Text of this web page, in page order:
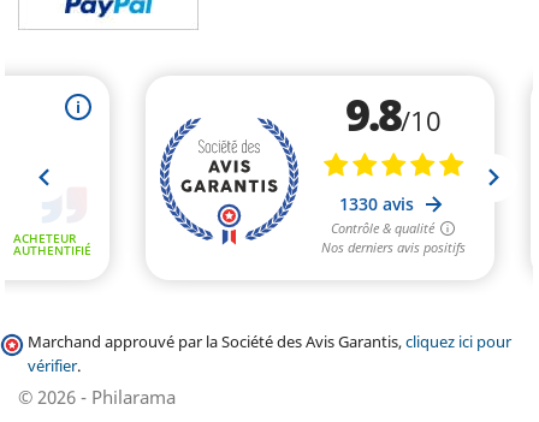
Marchand approuvé par la Société des Avis Garantis,cliquez ici pour
vérifier.
© 2026 - Philarama